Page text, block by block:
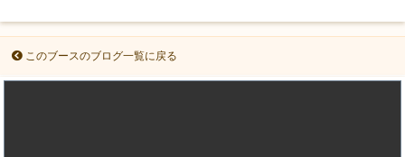
このブースのブログ一覧に戻る